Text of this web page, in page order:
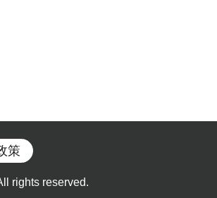
策
rights reserved.